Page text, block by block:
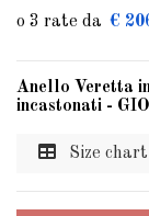
€
Anello Veretta
incastonati -
Size chart